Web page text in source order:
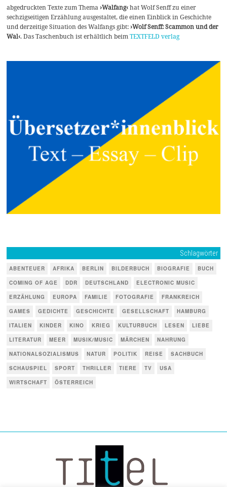
abgedruckten Texte zum Thema›Walfang‹hat Wolf Senff zu einer
sechzigseitigen Erzählung ausgestaltet, die einen Einblick in Geschichte
und derzeitige Situation des Walfangs gibt:›Wolf Senff: Scammon und der
Wal‹. Das Taschenbuch ist erhältlich beimTEXTFELD verlag
Schlagwörter
ABENTEUER AFRIKA BERLIN BILDERBUCH BIOGRAFIE
BUCH
COMING OF AGE
DDR DEUTSCHLAND
ELECTRONIC MUSIC
ERZÄHLUNG
EUROPA FAMILIE FOTOGRAFIE
FRANKREICH
GAMES
GEDICHTE GESCHICHTE GESELLSCHAFT
HAMBURG
ITALIEN
KINDER KINO KRIEG KULTURBUCH LESEN
LIEBE
LITERATUR
MEER MUSIK/MUSIC MÄRCHEN
NAHRUNG
NATIONALSOZIALISMUS
NATUR POLITIK REISE
SACHBUCH
SCHAUSPIEL
SPORT THRILLER TIERE TV
USA
WIRTSCHAFT
ÖSTERREICH